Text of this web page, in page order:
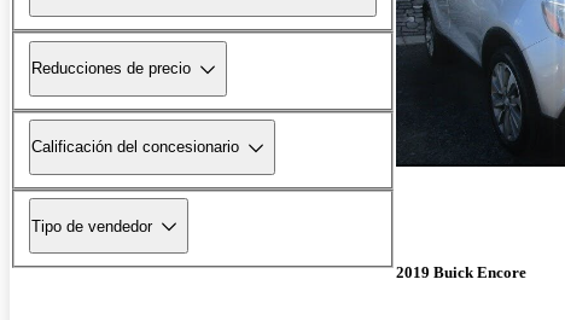
Reducciones de precio
Calificación del concesionario
Tipo de vendedor
2019 Buick Encore